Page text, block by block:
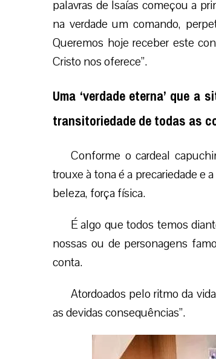
palavras de Isaías começou a
na verdade um comando,
Queremos hoje receber este
Cristo nos oferece”.
Uma ‘verdade eterna’ que
transitoriedade de todas as
Conforme o cardeal
trouxe à tona é a precariedade e
beleza, força física.
É algo que todos temos
nossas ou de personagens
conta.
Atordoados pelo ritmo da
as devidas consequências”.